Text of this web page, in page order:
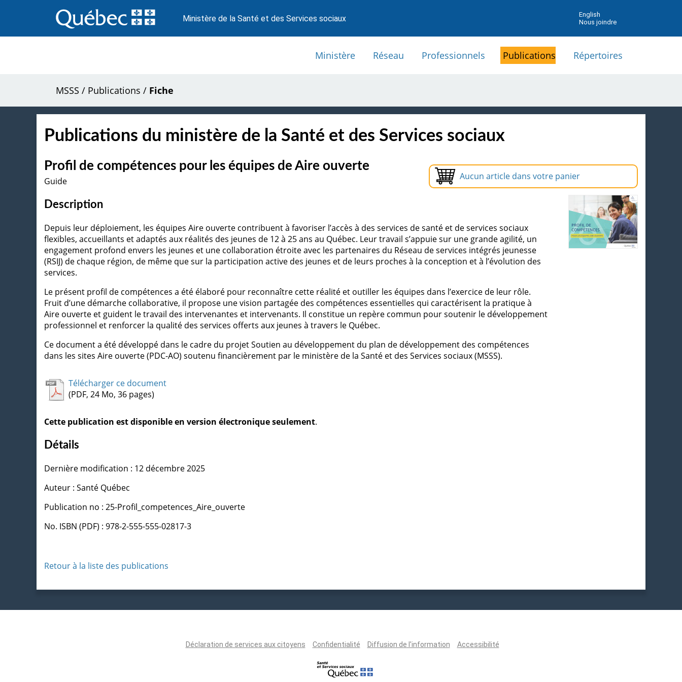
au
contenu
Ministère de la Santé et des Services sociaux
English
Nous joindre
Ministère Réseau Professionnels Publications Répertoires
MSSS / Publications / Fiche
Publications du ministère de la Santé et des Services sociaux
Aucun article dans votre panier
Profil de compétences pour les équipes de Aire ouverte
Guide
Description
Depuis leur déploiement, les équipes Aire ouverte contribuent à favoriser l’accès à des services de santé et de services sociaux
flexibles, accueillants et adaptés aux réalités des jeunes de 12 à 25 ans au Québec. Leur travail s’appuie sur une grande agilité, un
engagement profond envers les jeunes et une collaboration étroite avec les partenaires du Réseau de services intégrés jeunesse
(RSIJ) de chaque région, de même que sur la participation active des jeunes et de leurs proches à la conception et à l’évolution des
services.
Le présent profil de compétences a été élaboré pour reconnaître cette réalité et outiller les équipes dans l’exercice de leur rôle.
Fruit d’une démarche collaborative, il propose une vision partagée des compétences essentielles qui caractérisent la pratique à
Aire ouverte et guident le travail des intervenantes et intervenants. Il constitue un repère commun pour soutenir le développement
professionnel et renforcer la qualité des services offerts aux jeunes à travers le Québec.
Ce document a été développé dans le cadre du projet Soutien au développement du plan de développement des compétences
dans les sites Aire ouverte (PDC-AO) soutenu financièrement par le ministère de la Santé et des Services sociaux (MSSS).
Télécharger ce document
(PDF, 24 Mo, 36 pages)
Cette publication est disponible en version électronique seulement.
Détails
Dernière modification : 12 décembre 2025
Auteur : Santé Québec
Publication no : 25-Profil_competences_Aire_ouverte
No. ISBN (PDF) : 978-2-555-555-02817-3
Retour à la liste des publications
Déclaration de services aux citoyens Confidentialité Diffusion de l'information Accessibilité